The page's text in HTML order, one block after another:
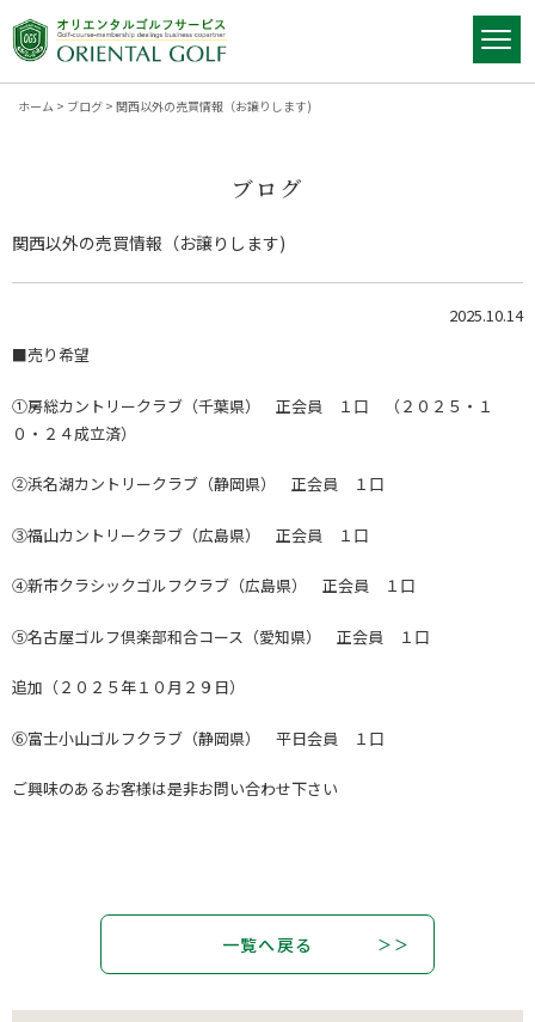
ホーム > ブログ > 関西以外の売買情報（お譲りします)
ブログ
関西以外の売買情報（お譲りします)
2025.10.14
■売り希望
①房総カントリークラブ（千葉県） 正会員 １口 （２０２５・１
０・２４成立済）
②浜名湖カントリークラブ（静岡県） 正会員 １口
③福山カントリークラブ（広島県） 正会員 １口
④新市クラシックゴルフクラブ（広島県） 正会員 １口
⑤名古屋ゴルフ倶楽部和合コース（愛知県） 正会員 １口
追加（２０２５年１０月２９日）
⑥富士小山ゴルフクラブ（静岡県） 平日会員 １口
ご興味のあるお客様は是非お問い合わせ下さい
一覧へ戻る